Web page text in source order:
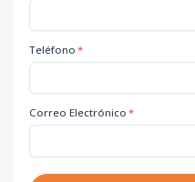
Teléfono *
Correo Electrónico *